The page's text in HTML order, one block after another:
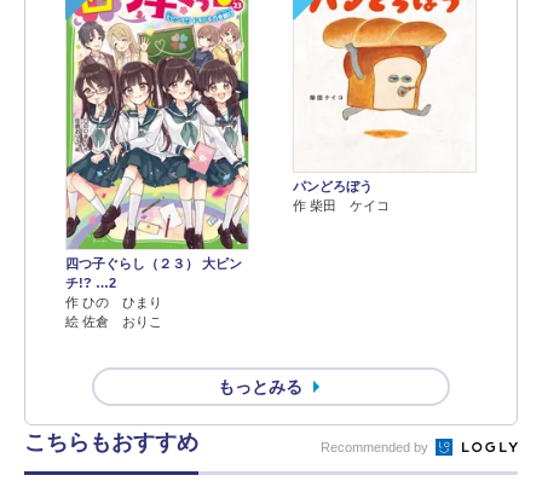
四つ子ぐらし（２３） 大ピン
チ!? …2
作 ひの ひまり
絵 佐倉 おりこ
パンどろぼう
作 柴田 ケイコ
もっとみる
こちらもおすすめ Recommended by